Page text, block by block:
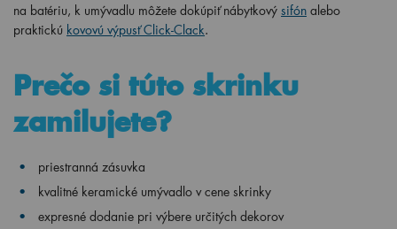
na batériu, k umývadlu môžete dokúpiť nábytkový sifón alebo
praktickú kovovú výpusť Click-Clack.
Prečo si túto skrinku
zamilujete?
priestranná zásuvka
kvalitné keramické umývadlo v cene skrinky
expresné dodanie pri výbere určitých dekorov